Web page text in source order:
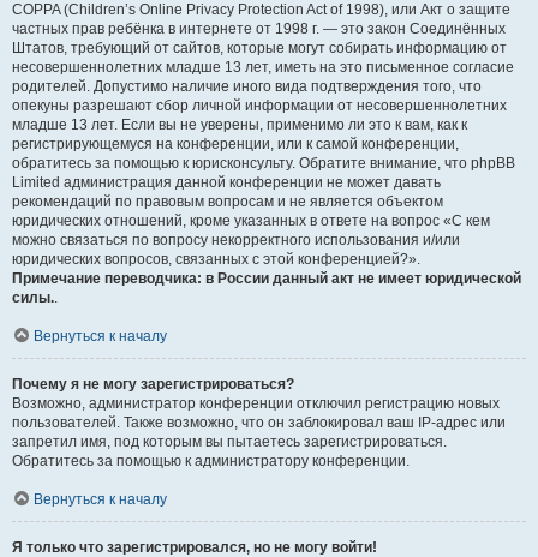
COPPA (Children’s Online Privacy Protection Act of 1998), или Акт о защите
частных прав ребёнка в интернете от 1998 г. — это закон Соединённых
Штатов, требующий от сайтов, которые могут собирать информацию от
несовершеннолетних младше 13 лет, иметь на это письменное согласие
родителей. Допустимо наличие иного вида подтверждения того, что
опекуны разрешают сбор личной информации от несовершеннолетних
младше 13 лет. Если вы не уверены, применимо ли это к вам, как к
регистрирующемуся на конференции, или к самой конференции,
обратитесь за помощью к юрисконсульту. Обратите внимание, что phpBB
Limited администрация данной конференции не может давать
рекомендаций по правовым вопросам и не является объектом
юридических отношений, кроме указанных в ответе на вопрос «С кем
можно связаться по вопросу некорректного использования и/или
юридических вопросов, связанных с этой конференцией?».
Примечание переводчика: в России данный акт не имеет юридической
силы..
Вернуться к началу
Почему я не могу зарегистрироваться?
Возможно, администратор конференции отключил регистрацию новых
пользователей. Также возможно, что он заблокировал ваш IP-адрес или
запретил имя, под которым вы пытаетесь зарегистрироваться.
Обратитесь за помощью к администратору конференции.
Вернуться к началу
Я только что зарегистрировался, но не могу войти!